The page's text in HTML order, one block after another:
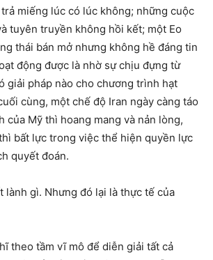
miếng lúc có lúc không; những cuộc
tuyên truyền không hồi kết; một Eo
thái bán mở nhưng không hề đáng tin
động được là nhờ sự chịu đựng từ
giải pháp nào cho chương trình hạt
cùng, một chế độ Iran ngày càng táo
của Mỹ thì hoang mang và nản lòng,
bất lực trong việc thể hiện quyền lực
quyết đoán.
lành gì. Nhưng đó lại là thực tế của
theo tầm vĩ mô để diễn giải tất cả